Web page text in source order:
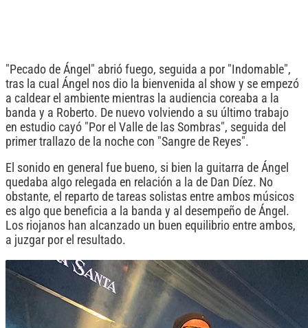
"Pecado de Ángel" abrió fuego, seguida a por "Indomable",
tras la cual Ángel nos dio la bienvenida al show y se empezó
a caldear el ambiente mientras la audiencia coreaba a la
banda y a Roberto. De nuevo volviendo a su último trabajo
en estudio cayó "Por el Valle de las Sombras", seguida del
primer trallazo de la noche con "Sangre de Reyes".
El sonido en general fue bueno, si bien la guitarra de Ángel
quedaba algo relegada en relación a la de Dan Díez. No
obstante, el reparto de tareas solistas entre ambos músicos
es algo que beneficia a la banda y al desempeño de Ángel.
Los riojanos han alcanzado un buen equilibrio entre ambos,
a juzgar por el resultado.